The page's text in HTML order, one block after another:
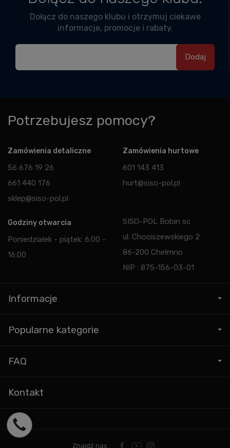
Dołącz do naszego klubu i otrzymuj ciekawe
informacje, promocje i rabaty.
Potrzebujesz pomocy?
Zamówienia detaliczne
56 676 19 26
661 440 176
sklep@siso-pol.pl
Zamówienia hurtowe
601 143 413
hurt@siso-pol.pl
Godziny otwarcia
Poniedziałek - piątek: 6:00 -
16:00
SISO-POL Bobin sc
ul. Chociszewskiego 2
86-200 Chełmno
NIP : 875-156-03-01
Informacje
Popularne kategorie
FAQ
Kontakt
Znajdź nas